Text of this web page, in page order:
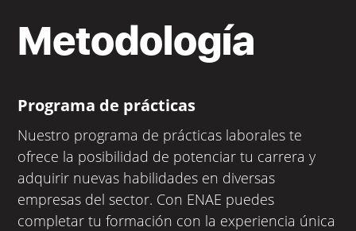
Metodología
Programa de prácticas
Nuestro programa de prácticas laborales te
ofrece la posibilidad de potenciar tu carrera y
adquirir nuevas habilidades en diversas
empresas del sector. Con ENAE puedes
completar tu formación con la experiencia única